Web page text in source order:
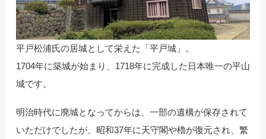
平戸松浦氏の居城として栄えた「平戸城」。
1704年に築城が始まり、1718年に完成した日本唯一の平山
城です。
明治時代に廃城となってからは、一部の遺構が保存されて
いただけでしたが、昭和37年に天守閣や櫓が復元され、繁